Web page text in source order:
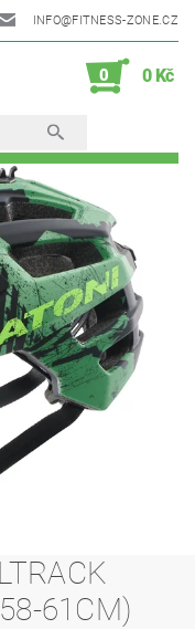
INFO@FITNESS-ZONE.CZ
0 0 Kč
61CM)